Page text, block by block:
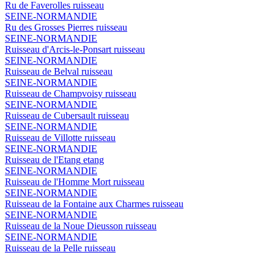
Ru de Faverolles ruisseau
SEINE-NORMANDIE
Ru des Grosses Pierres ruisseau
SEINE-NORMANDIE
Ruisseau d'Arcis-le-Ponsart ruisseau
SEINE-NORMANDIE
Ruisseau de Belval ruisseau
SEINE-NORMANDIE
Ruisseau de Champvoisy ruisseau
SEINE-NORMANDIE
Ruisseau de Cubersault ruisseau
SEINE-NORMANDIE
Ruisseau de Villotte ruisseau
SEINE-NORMANDIE
Ruisseau de l'Etang etang
SEINE-NORMANDIE
Ruisseau de l'Homme Mort ruisseau
SEINE-NORMANDIE
Ruisseau de la Fontaine aux Charmes ruisseau
SEINE-NORMANDIE
Ruisseau de la Noue Dieusson ruisseau
SEINE-NORMANDIE
Ruisseau de la Pelle ruisseau